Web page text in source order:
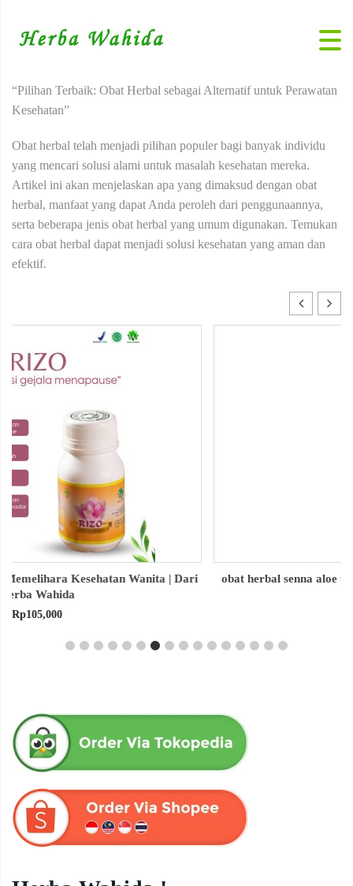
“Pilihan Terbaik: Obat Herbal sebagai Alternatif untuk Perawatan
Kesehatan”
Obat herbal telah menjadi pilihan populer bagi banyak individu
yang mencari solusi alami untuk masalah kesehatan mereka.
Artikel ini akan menjelaskan apa yang dimaksud dengan obat
herbal, manfaat yang dapat Anda peroleh dari penggunaannya,
serta beberapa jenis obat herbal yang umum digunakan. Temukan
cara obat herbal dapat menjadi solusi kesehatan yang aman dan
efektif.
obat herbal senna aloe untuk melancarkan bab produk herba